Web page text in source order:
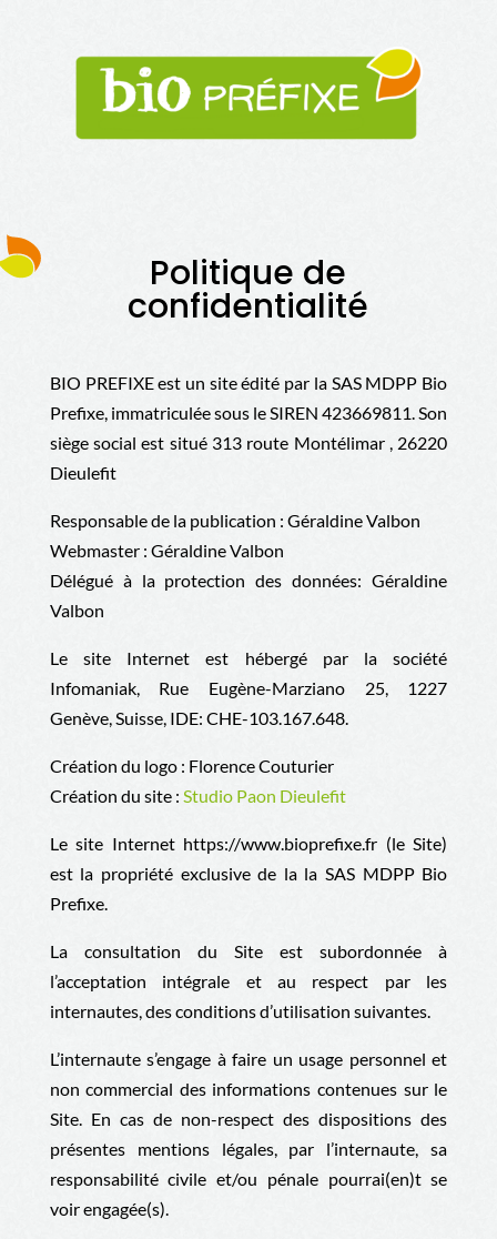
Politique de
confidentialité
BIO PREFIXE est un site édité par la SAS MDPP Bio
Prefixe, immatriculée sous le SIREN423669811 . Son
siège social est situé 313 route Montélimar , 26220
Dieulefit
Responsable de la publication : Géraldine Valbon
Webmaster : Géraldine Valbon
Délégué à la protection des données: Géraldine
Valbon
Le site Internet est hébergé par la société
Infomaniak, Rue Eugène-Marziano 25, 1227
Genève, Suisse, IDE: CHE-103.167.648.
Création du logo : Florence Couturier
Création du site : Studio Paon Dieulefit
Le site Internet https://www.bioprefixe.fr (le Site)
est la propriété exclusive de la la SAS MDPP Bio
Prefixe.
La consultation du Site est subordonnée à
l’acceptation intégrale et au respect par les
internautes, des conditions d’utilisation suivantes.
L’internaute s’engage à faire un usage personnel et
non commercial des informations contenues sur le
Site. En cas de non-respect des dispositions des
présentes mentions légales, par l’internaute, sa
responsabilité civile et/ou pénale pourrai(en)t se
voir engagée(s).